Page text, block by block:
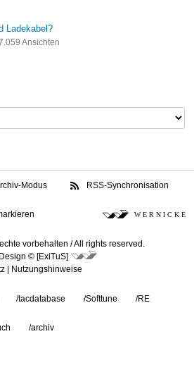
Ladekabel?
Ansichten
Modus RSS-Synchronisation
W E R N I C K E
vorbehalten /All rights reserved.
Design © [ExiTuS]
Nutzungshinweise
/tacdatabase /Softtune /RE
/archiv